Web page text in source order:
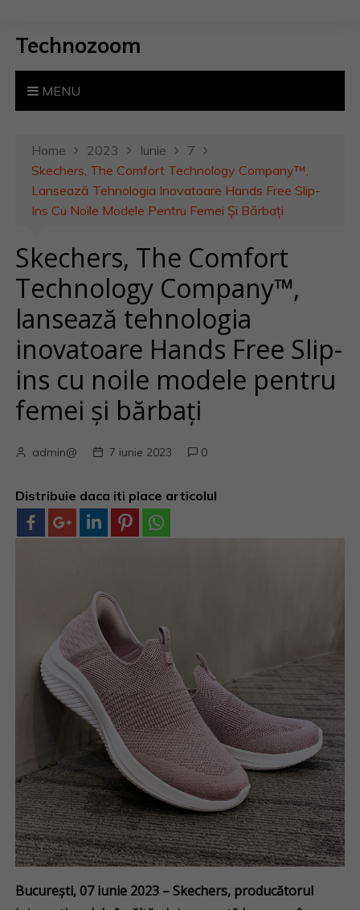
Technozoom
MENU
Home 2023 Iunie
7
Skechers, The Comfort Technology Company™,
Lansează Tehnologia Inovatoare Hands Free Slip-
Ins Cu Noile Modele Pentru Femei Și Bărbați
Skechers, The Comfort
Technology Company™,
lansează tehnologia
inovatoare Hands Free Slip-
ins cu noile modele pentru
femei și bărbați
admin@ 7 iunie 2023 0
Distribuie daca iti place articolul
București, 07 iunie 2023 – Skechers, producătorul